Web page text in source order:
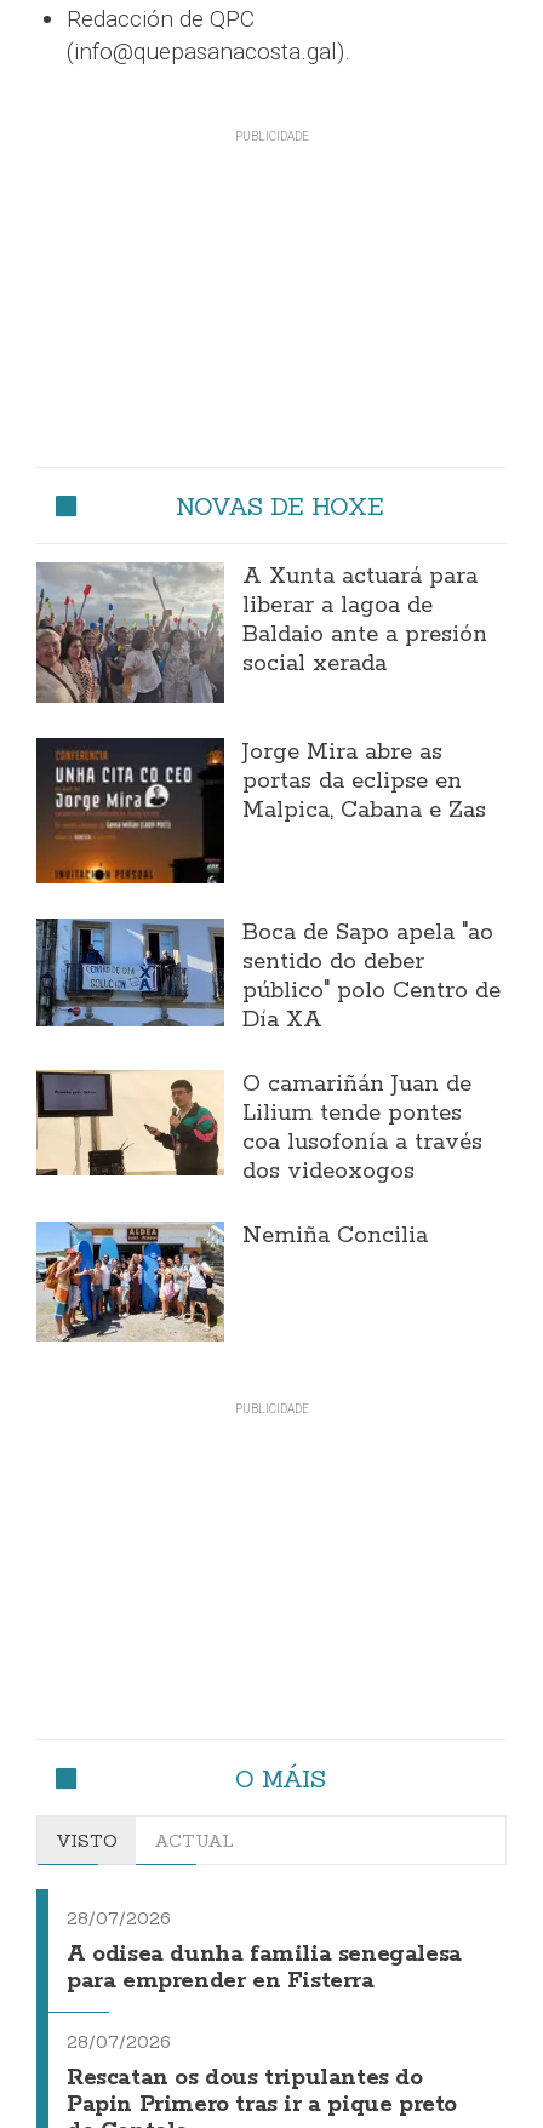
Redacción de QPC
(info@quepasanacosta.gal).
NOVAS DE HOXE
A Xunta actuará para
liberar a lagoa de
Baldaio ante a presión
social xerada
Jorge Mira abre as
portas da eclipse en
Malpica, Cabana e Zas
Boca de Sapo apela "ao
sentido do deber
público" polo Centro de
Día XA
O camariñán Juan de
Lilium tende pontes
coa lusofonía a través
dos videoxogos
Nemiña Concilia
O MÁIS
VISTO ACTUAL
28/07/2026
A odisea dunha familia senegalesa
para emprender en Fisterra
28/07/2026
Rescatan os dous tripulantes do
Papin Primero tras ir a pique preto